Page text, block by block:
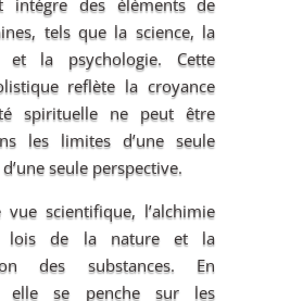
intègre des éléments de
tels que la science, la
et la psychologie. Cette
reflète la croyance
spirituelle ne peut être
les limites d’une seule
seule perspective.
scientifique, l’alchimie
lois de la nature et la
des substances. En
elle se penche sur les